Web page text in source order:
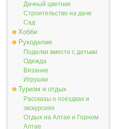
Дачный цветник
Строительство на даче
Сад
Хобби
Рукоделие
Поделки вместе с детьми
Одежда
Вязание
Игрушки
Туризм и отдых
Рассказы о поездках и
экскурсиях
Отдых на Алтае и Горном
Алтае